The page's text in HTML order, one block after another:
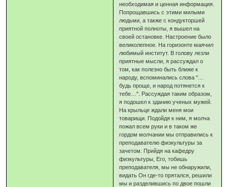
необходимая и ценная информация.
Попрощавшись с этими милыми
людьми, а также с кондукторшей
приятной полноты, я вышел на
своей остановке. Настроение было
великолепное. На горизонте маячил
любимый институт. В голову лезли
приятные мысли, я рассуждал о
том, как полезно быть ближе к
народу, вспоминались слова "…
будь проще, и народ потянется к
тебе…". Рассуждая таким образом,
я подошел к зданию ученых мужей.
На крыльце ждали меня мои
товарищи. Подойдя к ним, я молча
пожал всем руки и в таком же
гордом молчании мы отправились к
преподавателю физкультуры за
зачетом. Прийдя на кафедру
физкультуры, Его, тобишь
преподавателя, мы не обнаружили,
видать Он где-то прятался, решили
мы и разделившись по двое пошли